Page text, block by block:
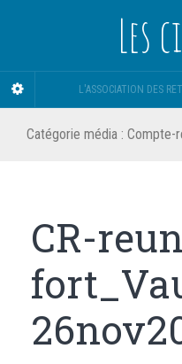
Les
L'ASSOCIATION DES
Catégorie média : Compte-
CR-